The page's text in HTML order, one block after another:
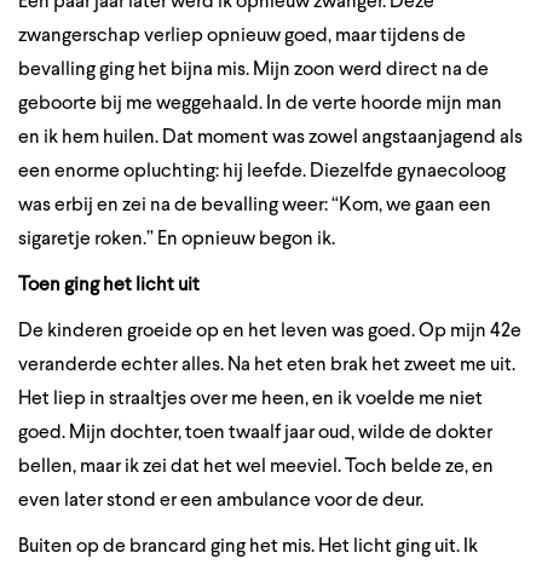
zwangerschap verliep opnieuw goed, maar tijdens de
bevalling ging het bijna mis. Mijn zoon werd direct na de
geboorte bij me weggehaald. In de verte hoorde mijn man
en ik hem huilen. Dat moment was zowel angstaanjagend als
een enorme opluchting: hij leefde. Diezelfde gynaecoloog
was erbij en zei na de bevalling weer: “Kom, we gaan een
sigaretje roken.” En opnieuw begon ik.
Toen ging het licht uit
De kinderen groeide op en het leven was goed. Op mijn 42e
veranderde echter alles. Na het eten brak het zweet me uit.
Het liep in straaltjes over me heen, en ik voelde me niet
goed. Mijn dochter, toen twaalf jaar oud, wilde de dokter
bellen, maar ik zei dat het wel meeviel. Toch belde ze, en
even later stond er een ambulance voor de deur.
Buiten op de brancard ging het mis. Het licht ging uit. Ik